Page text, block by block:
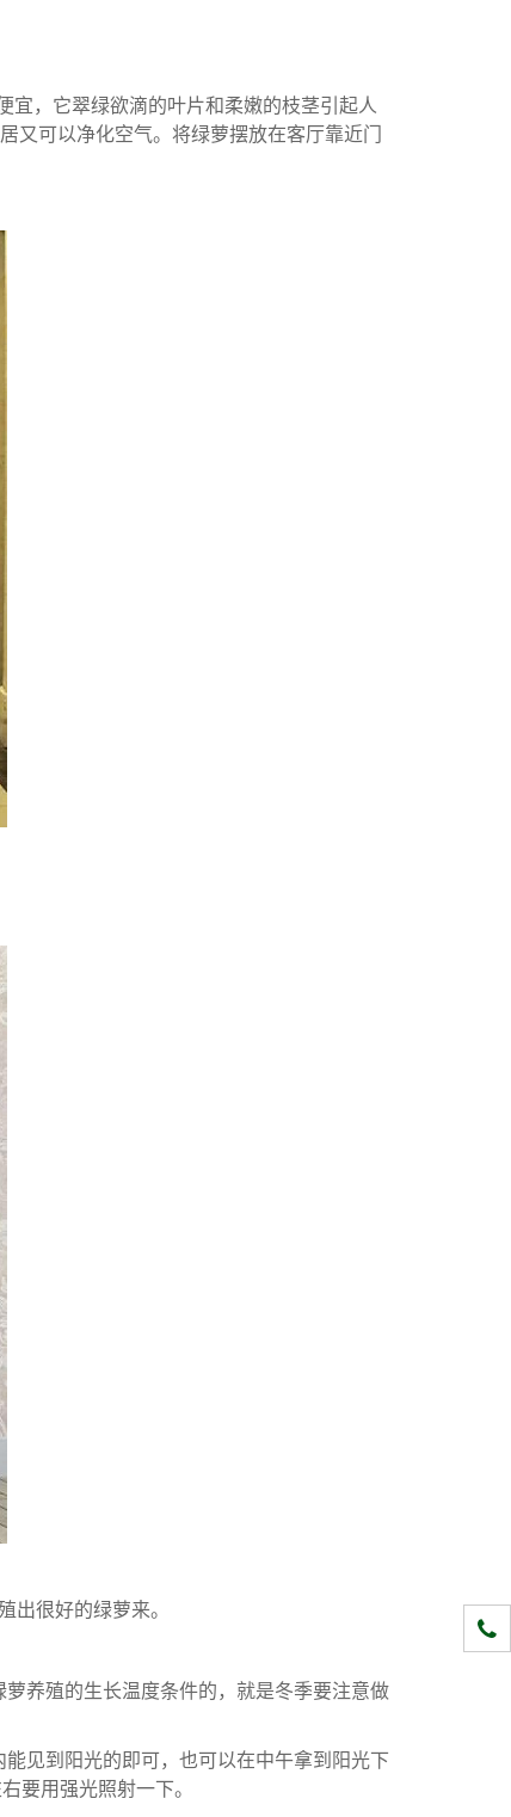
宜，它翠绿欲滴的叶片和柔嫩的枝茎引起人
又可以净化空气。将绿萝摆放在客厅靠近门
出很好的绿萝来。
养殖的生长温度条件的，就是冬季要注意做
见到阳光的即可，也可以在中午拿到阳光下
要用强光照射一下。